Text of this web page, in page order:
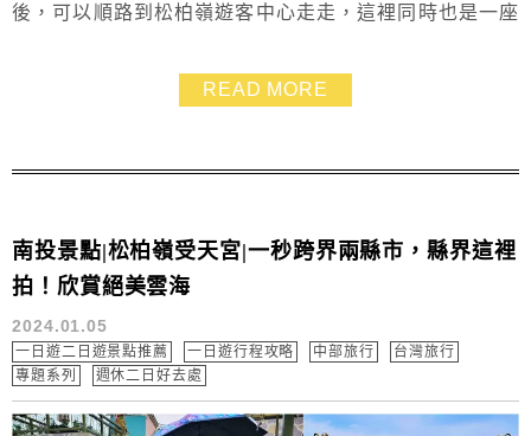
後，可以順路到松柏嶺遊客中心走走，這裡同時也是一座
球，還有懷舊的製茶廚房、各種茶葉花茶可聞香，重點這
裡免門票參觀，非常適合帶孩子來殺時間，是個很不錯的
READ MORE
南投景點|松柏嶺受天宮|一秒跨界兩縣市，縣界這裡
拍！欣賞絕美雲海
2024.01.05
一日遊二日遊景點推薦 一日遊行程攻略 中部旅行
台灣旅行
專題系列
週休二日好去處